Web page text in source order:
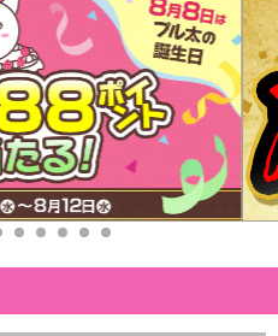
2026年07月09日 時点での情報となります。